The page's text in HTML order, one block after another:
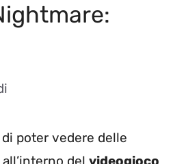
poter vedere delle
all’interno del videogioco